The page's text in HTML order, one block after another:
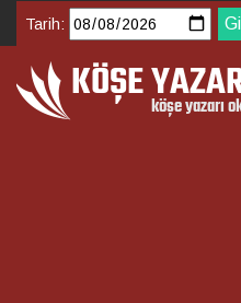
Tarih: